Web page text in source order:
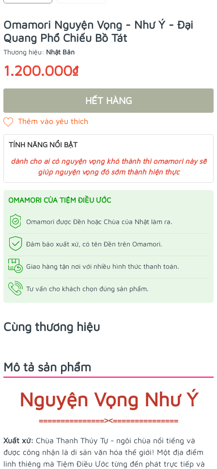
Omamori Nguyện Vọng - Như Ý - Đại
Quang Phổ Chiếu Bồ Tát
Thương hiệu: Nhật Bản
1.200.000₫
HẾT HÀNG
TÍNH NĂNG NỔI BẬT
dành cho ai có nguyện vọng khó thành thì omamori này sẽ
giúp nguyện vọng đó sớm thành hiện thực
OMAMORI CỦA TIỆM ĐIỀU ƯỚC
Omamori được Đền hoặc Chùa của Nhật làm ra.
Đảm bảo xuất xứ, có tên Đền trên Omamori.
Giao hàng tận nơi với nhiều hình thức thanh toán.
Tư vấn cho khách chọn đúng sản phẩm.
Cùng thương hiệu
Mô tả sản phẩm
Nguyện Vọng Như Ý
===============><===============
Xuất xứ: Chùa Thanh Thủy Tự - ngôi chùa nổi tiếng và
được công nhận là di sản văn hóa thế giới! Một địa điểm
linh thiêng mà Tiệm Điều Ước từng đến phát trực tiếp và